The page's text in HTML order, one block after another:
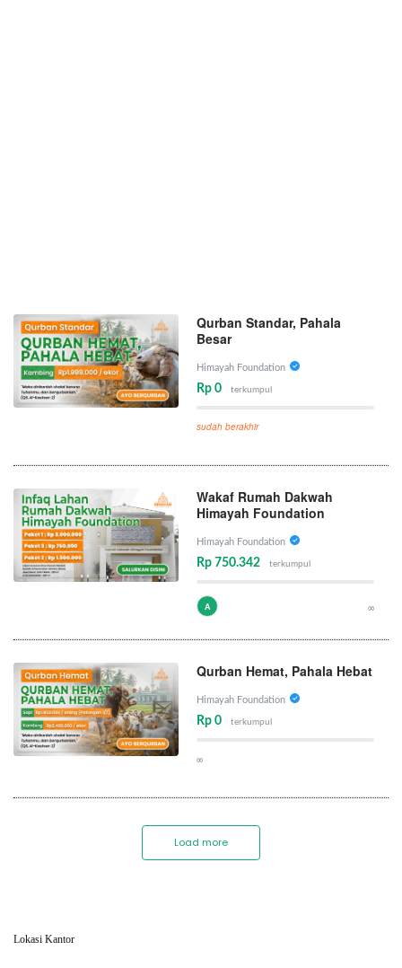
Qurban Standar, Pahala
Besar
Himayah Foundation
Rp 0 terkumpul
sudah berakhir
Wakaf Rumah Dakwah
Himayah Foundation
Himayah Foundation
Rp 750.342 terkumpul
A ∞
Qurban Hemat, Pahala Hebat
Himayah Foundation
Rp 0 terkumpul
∞
Load more
Lokasi Kantor